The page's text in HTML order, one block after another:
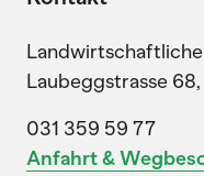
Laubeggstrasse
031 359 59 77
Anfahrt &